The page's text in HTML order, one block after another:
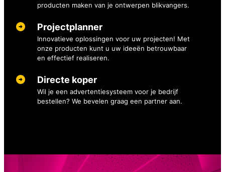
producten maken van je ontwerpen blikvangers.
Projectplanner
Innovatieve oplossingen voor uw projecten! Met
onze producten kunt u uw ideeën betrouwbaar
en effectief realiseren.
Directe koper
Wil je een advertentiesysteem voor je bedrijf
bestellen? We bevelen graag een partner aan.